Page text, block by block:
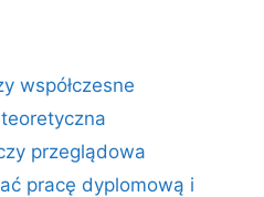
współczesne
przeglądowa
pracę dyplomową i